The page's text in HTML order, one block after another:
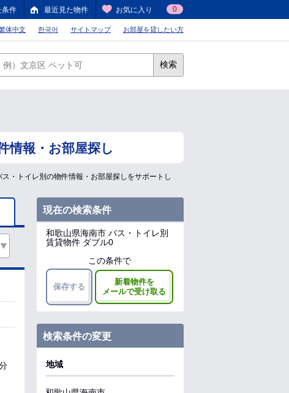
条件 最近見た物件 お気に入り 0
体中文 한국어 サイトマップ お部屋を貸したい方
検索
情報・お部屋探し
・トイレ別の物件情報・お部屋探しをサポートし
現在の検索条件
和歌山県海南市 バス・トイレ別
賃貸物件 ダブル0
この条件で
保存する
新着物件を
メールで受け取る
検索条件の変更
地域